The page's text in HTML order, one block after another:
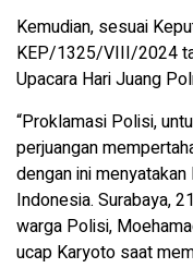
Kemudian, sesuai
KEP/1325/VIII/2024
Upacara Hari Juang
“Proklamasi Polisi,
perjuangan
dengan ini
Indonesia. Surabaya,
warga Polisi,
ucap Karyoto saat